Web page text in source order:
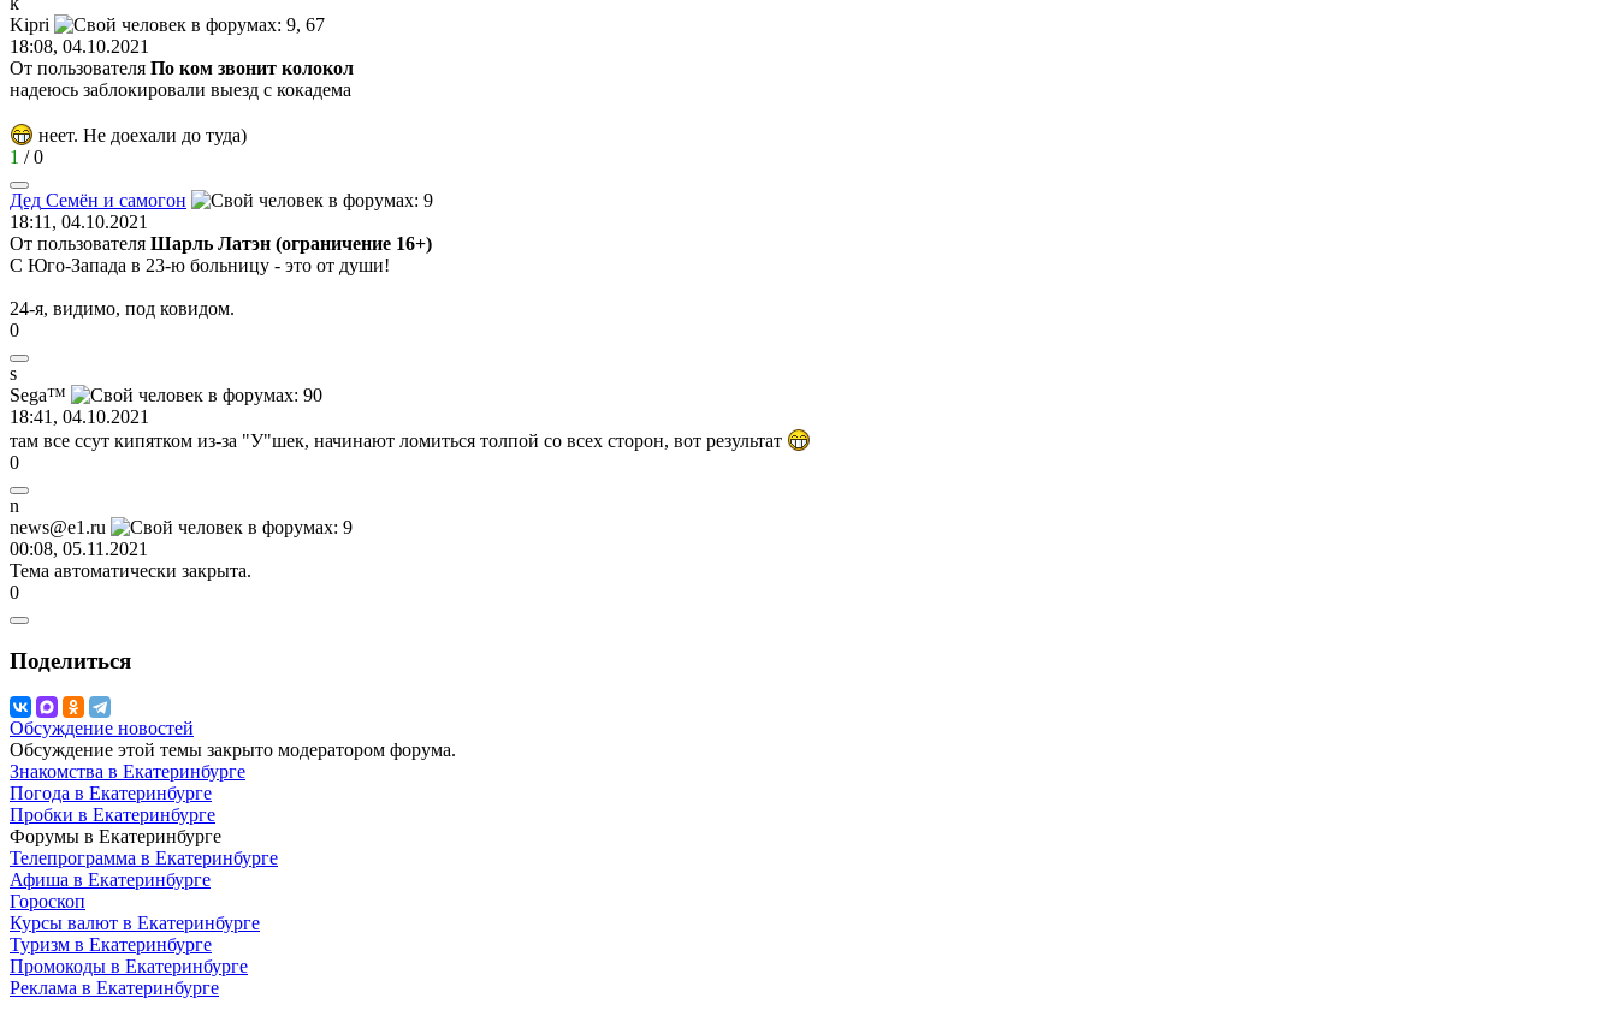
Kipri
18:08, 04.10.2021
От пользователя По ком звонит колокол
надеюсь заблокировали выезд с кокадема
неет. Не доехали до туда)
1 /0
Дед Семён и самогон
18:11, 04.10.2021
От пользователя Шарль Латэн (ограничение 16+)
С Юго-Запада в 23-ю больницу - это от души!
24-я, видимо, под ковидом.
0
s
Sega™
18:41, 04.10.2021
там все ссут кипятком из-за "У"шек, начинают ломиться толпой со всех сторон, вот результат
0
n
news@e1.ru
00:08, 05.11.2021
Тема автоматически закрыта.
0
Поделиться
Обсуждение новостей
Обсуждение этой темы закрыто модератором форума.
Знакомства в Екатеринбурге
Погода в Екатеринбурге
Пробки в Екатеринбурге
Форумы в Екатеринбурге
Телепрограмма в Екатеринбурге
Афиша в Екатеринбурге
Гороскоп
Курсы валют в Екатеринбурге
Туризм в Екатеринбурге
Промокоды в Екатеринбурге
Реклама в Екатеринбурге